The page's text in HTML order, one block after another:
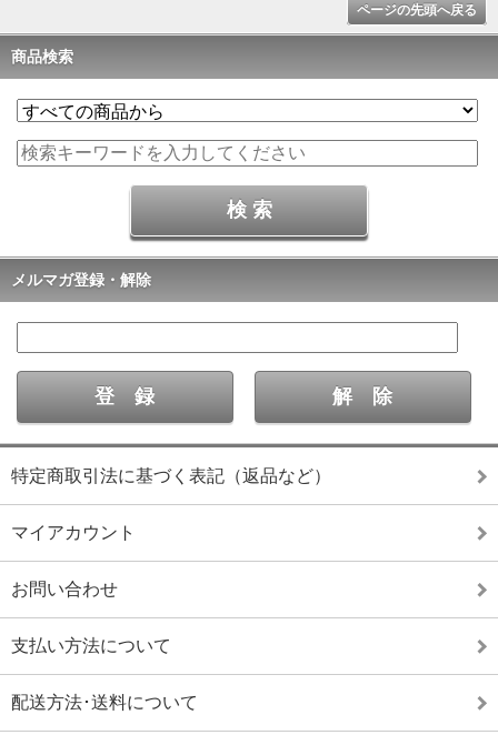
ページの先頭へ戻る
商品検索
メルマガ登録・解除
特定商取引法に基づく表記（返品など）
マイアカウント
お問い合わせ
支払い方法について
配送方法･送料について